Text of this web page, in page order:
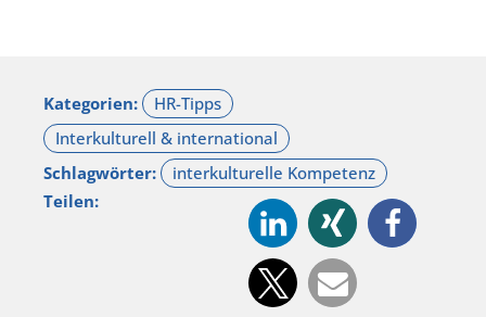
Kategorien:
Schlagwörter:
Teilen: